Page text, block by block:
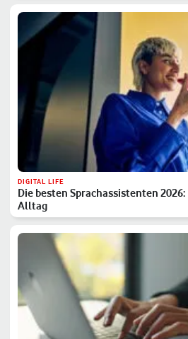
DIGITAL LIFE
Die besten Sprachassistenten
Alltag